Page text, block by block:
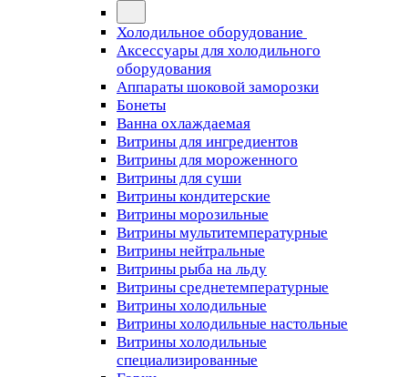
Холодильное оборудование
Аксессуары для холодильного
оборудования
Аппараты шоковой заморозки
Бонеты
Ванна охлаждаемая
Витрины для ингредиентов
Витрины для мороженного
Витрины для суши
Витрины кондитерские
Витрины морозильные
Витрины мультитемпературные
Витрины нейтральные
Витрины рыба на льду
Витрины среднетемпературные
Витрины холодильные
Витрины холодильные настольные
Витрины холодильные
специализированные